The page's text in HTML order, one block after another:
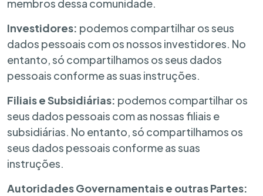
membros dessa comunidade.
Investidores: podemos compartilhar os seus
dados pessoais com os nossos investidores. No
entanto, só compartilhamos os seus dados
pessoais conforme as suas instruções.
Filiais e Subsidiárias: podemos compartilhar os
seus dados pessoais com as nossas filiais e
subsidiárias. No entanto, só compartilhamos os
seus dados pessoais conforme as suas
instruções.
Autoridades Governamentais e outras Partes: